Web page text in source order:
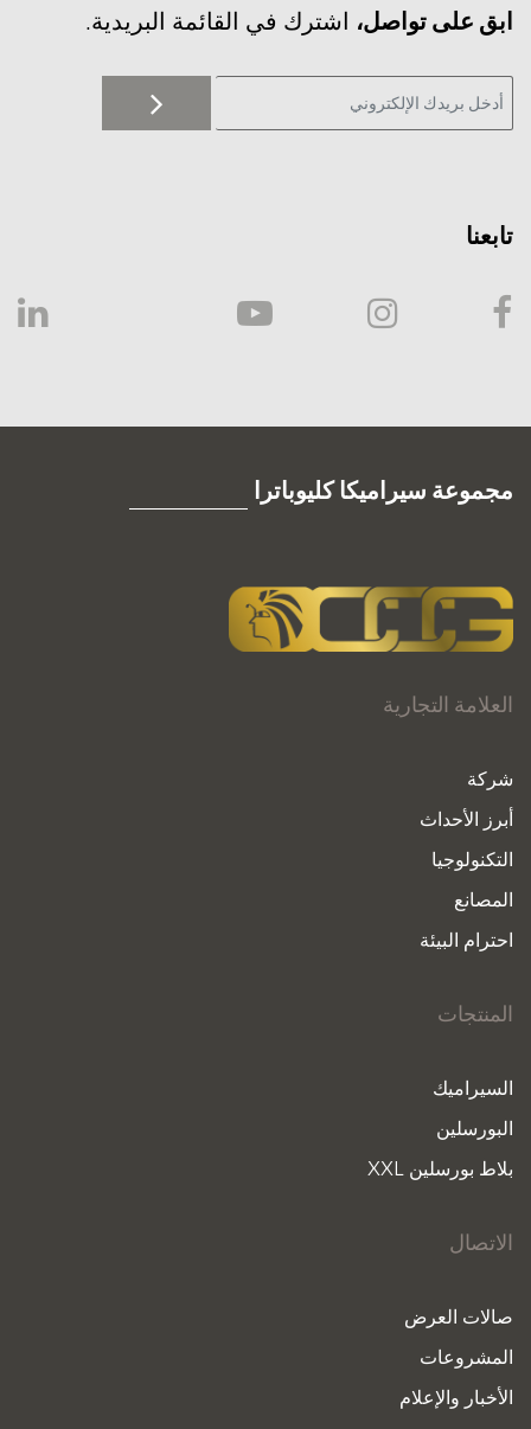
‫ابق على تواصل، اشترك في القائمة البريدية.
تابعنا
مجموعة سيراميكا كليوباترا
العلامة التجارية
شركة
أبرز الأحداث
التكنولوجيا
المصانع
احترام البيئة
المنتجات
السيراميك
البورسلين
بلاط بورسلين XXL
الاتصال
صالات العرض
المشروعات
الأخبار والإعلام